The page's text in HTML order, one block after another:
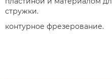
стружки.
контурное фрезерование.